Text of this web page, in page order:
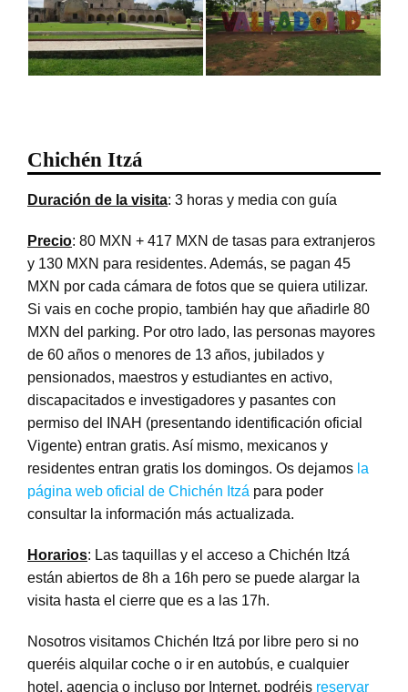
Chichén Itzá
Duración de la visita: 3 horas y media con guía
Precio: 80 MXN + 417 MXN de tasas para extranjeros
y 130 MXN para residentes. Además, se pagan 45
MXN por cada cámara de fotos que se quiera utilizar.
Si vais en coche propio, también hay que añadirle 80
MXN del parking. Por otro lado, las personas mayores
de 60 años o menores de 13 años, jubilados y
pensionados, maestros y estudiantes en activo,
discapacitados e investigadores y pasantes con
permiso del INAH (presentando identificación oficial
Vigente) entran gratis. Así mismo, mexicanos y
residentes entran gratis los domingos. Os dejamos la
página web oficial de Chichén Itzá para poder
consultar la información más actualizada.
Horarios: Las taquillas y el acceso a Chichén Itzá
están abiertos de 8h a 16h pero se puede alargar la
visita hasta el cierre que es a las 17h.
Nosotros visitamos Chichén Itzá por libre pero si no
queréis alquilar coche o ir en autobús, e cualquier
hotel, agencia o incluso por Internet, podréis reservar